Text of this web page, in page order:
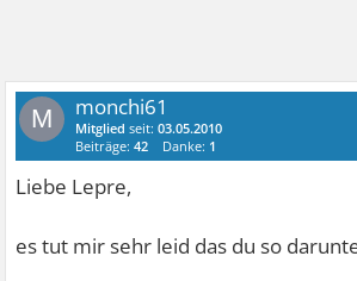
M monchi61
Mitglied seit:03.05.2010
Beiträge:42 Danke: 1
Liebe Lepre,
es tut mir sehr leid das du so